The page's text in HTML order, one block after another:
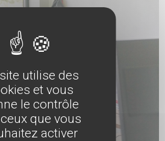
utilise des
et vous
le contrôle
que vous
activer